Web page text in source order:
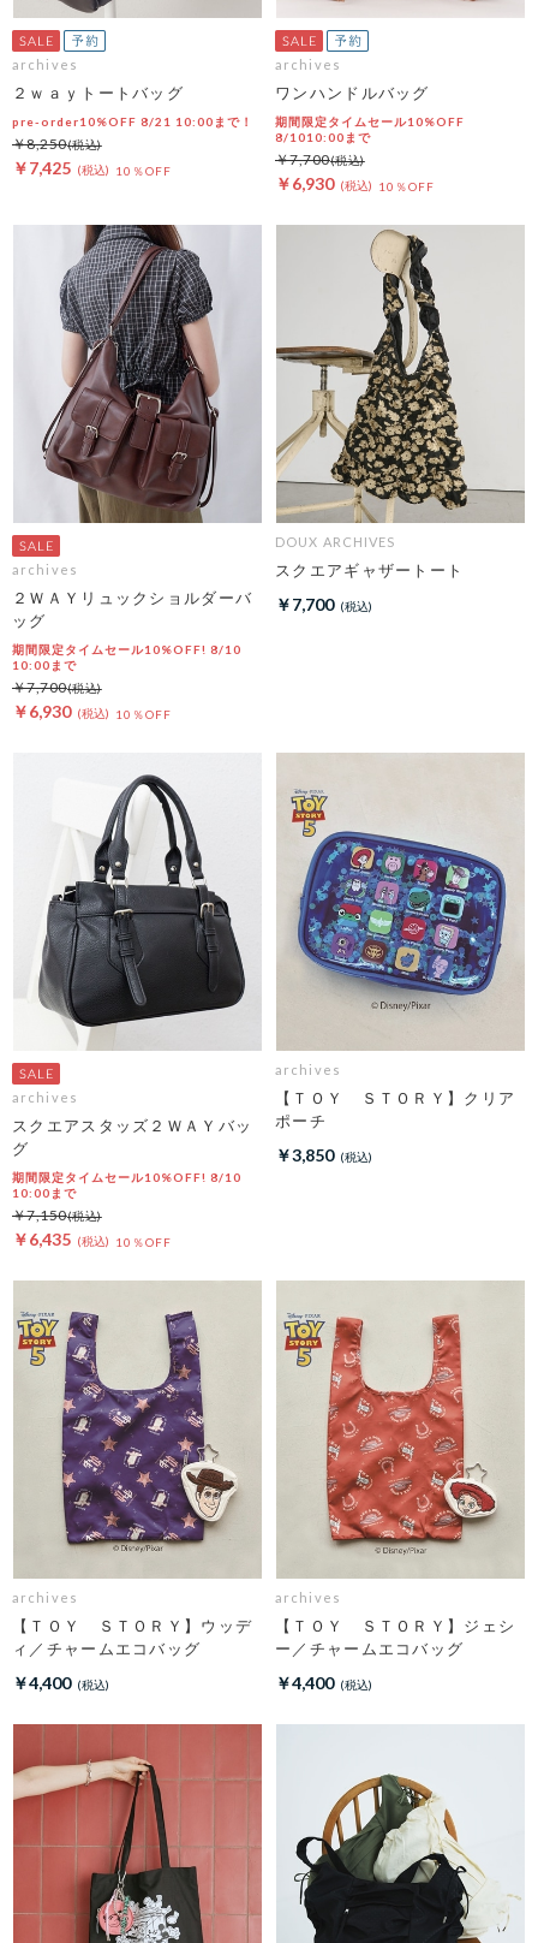
archives
２ｗａｙトートバッグ
pre-order10%OFF 8/21 10:00まで！
￥7,425 10％OFF
￥8,250
archives
ワンハンドルバッグ
期間限定タイムセール10%OFF
8/1010:00まで
￥6,930 10％OFF
￥7,700
archives
２ＷＡＹリュックショルダーバ
ッグ
期間限定タイムセール10%OFF! 8/10
10:00まで
￥6,930 10％OFF
￥7,700
DOUX ARCHIVES
スクエアギャザートート
￥7,700
archives
スクエアスタッズ２ＷＡＹバッ
グ
期間限定タイムセール10%OFF! 8/10
10:00まで
￥6,435 10％OFF
￥7,150
archives
【ＴＯＹ ＳＴＯＲＹ】クリア
ポーチ
￥3,850
archives
【ＴＯＹ ＳＴＯＲＹ】ウッデ
ィ／チャームエコバッグ
￥4,400
archives
【ＴＯＹ ＳＴＯＲＹ】ジェシ
ー／チャームエコバッグ
￥4,400